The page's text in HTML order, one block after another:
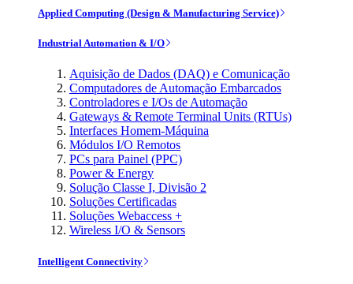
Applied Computing (Design & Manufacturing Service)
Industrial Automation & I/O
Aquisição de Dados (DAQ) e Comunicação
Computadores de Automação Embarcados
Controladores e I/Os de Automação
Gateways & Remote Terminal Units (RTUs)
Interfaces Homem-Máquina
Módulos I/O Remotos
PCs para Painel (PPC)
Power & Energy
Solução Classe I, Divisão 2
Soluções Certificadas
Soluções Webaccess +
Wireless I/O & Sensors
Intelligent Connectivity